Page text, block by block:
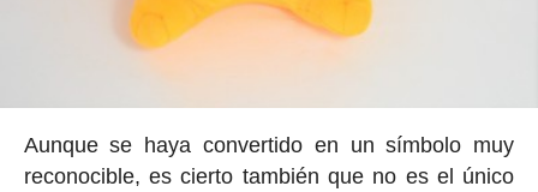
Aunque se haya convertido en un símbolo muy
reconocible, es cierto también que no es el único